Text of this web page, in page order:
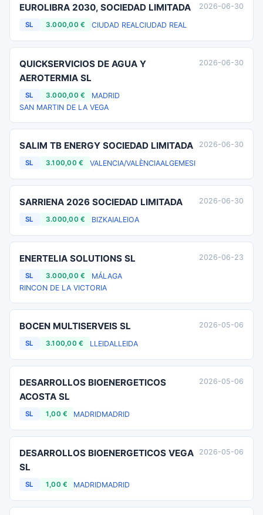
EUROLIBRA 2030, SOCIEDAD LIMITADA
SL 3.000,00 € CIUDAD REAL CIUDAD REAL
2026-06-30
QUICKSERVICIOS DE AGUA Y
AEROTERMIA SL
SL 3.000,00 €
MADRID
SAN MARTIN DE LA VEGA
2026-06-30
SALIM TB ENERGY SOCIEDAD LIMITADA
SL 3.100,00 € VALENCIA/VALÈNCIAALGEMESI
2026-06-30
SARRIENA 2026 SOCIEDAD LIMITADA
SL 3.000,00 € BIZKAIALEIOA
2026-06-30
ENERTELIA SOLUTIONS SL
SL 3.000,00 €
MÁLAGA
RINCON DE LA VICTORIA
2026-06-23
BOCEN MULTISERVEIS SL
SL 3.100,00 € LLEIDALLEIDA
2026-05-06
DESARROLLOS BIOENERGETICOS
ACOSTA SL
SL 1,00 € MADRIDMADRID
2026-05-06
DESARROLLOS BIOENERGETICOS VEGA
SL
SL 1,00 € MADRIDMADRID
2026-05-06